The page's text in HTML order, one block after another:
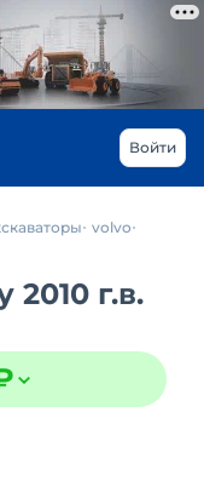
Войти
volvo
2010 г.в.